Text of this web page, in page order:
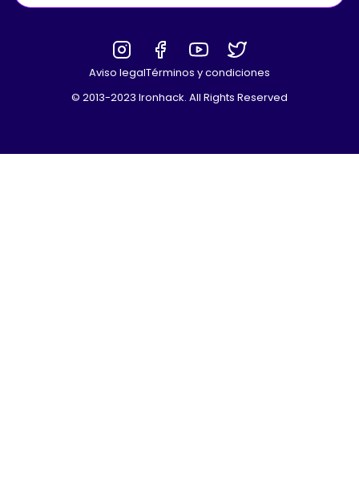
Aviso legalTérminos y condiciones
© 2013-2023 Ironhack. All Rights Reserved